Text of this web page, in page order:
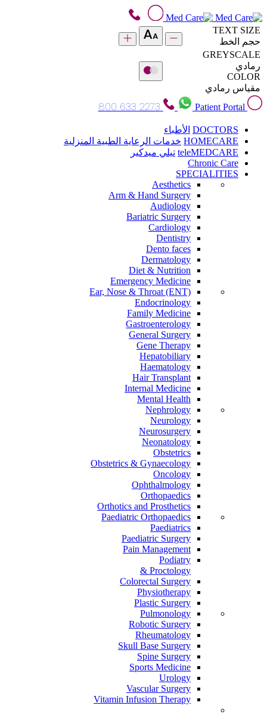
TEXT SIZE
حجم الخط
GREYSCALE
رمادي
COLOR
مقياس رمادي
Patient Portal
800 633 2273
DOCTORS الأطباء
HOMECARE خدمات الرعاية الطبية المنزلية
teleMEDCARE تيلي ميدكير
Chronic Care
SPECIALITIES
Aesthetics
Arm & Hand Surgery
Audiology
Bariatric Surgery
Cardiology
Dentistry
Dento faces
Dermatology
Diet & Nutrition
Emergency Medicine
Ear, Nose & Throat (ENT)
Endocrinology
Family Medicine
Gastroenterology
General Surgery
Gene Therapy
Hepatobiliary
Haematology
Hair Transplant
Internal Medicine
Mental Health
Nephrology
Neurology
Neurosurgery
Neonatology
Obstetrics
Obstetrics & Gynaecology
Oncology
Ophthalmology
Orthopaedics
Orthotics and Prosthetics
Paediatric Orthopaedics
Paediatrics
Paediatric Surgery
Pain Management
Podiatry
Proctology &
Colorectal Surgery
Physiotherapy
Plastic Surgery
Pulmonology
Robotic Surgery
Rheumatology
Skull Base Surgery
Spine Surgery
Sports Medicine
Urology
Vascular Surgery
Vitamin Infusion Therapy